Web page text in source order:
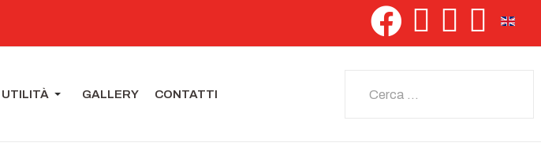
UTILITÀ GALLERY CONTATTI